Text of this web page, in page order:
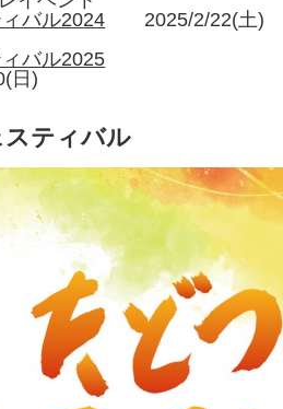
バル2024 2025/2/22(土)
バル2025
日)
ティバル